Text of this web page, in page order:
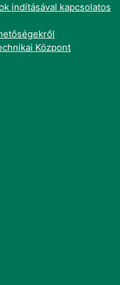
indításával kapcsolatos
Központ